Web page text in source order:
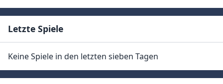
Letzte Spiele
Keine Spiele in den letzten sieben Tagen